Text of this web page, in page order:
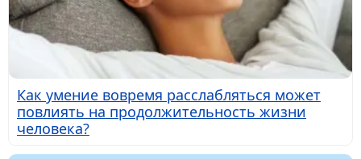
Как умение вовремя расслабляться может
повлиять на продолжительность жизни
человека?